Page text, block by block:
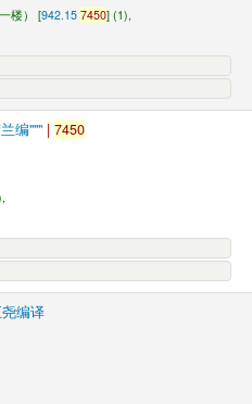
楼） [942.157450] (1),
编""" | 7450
编译